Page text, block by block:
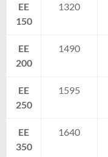
EE
150
1320
EE
200
1490
EE
250
1595
EE
350
1640